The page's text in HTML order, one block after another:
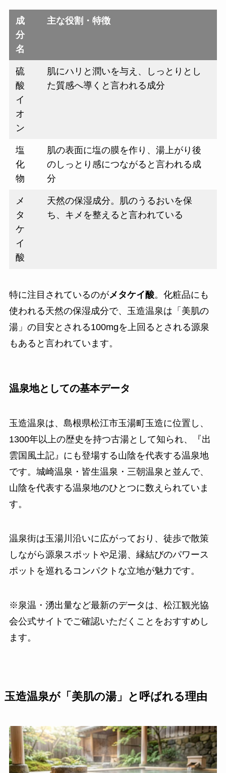
成
分
名
主な役割・特徴
硫
酸
イ
オ
ン
肌にハリと潤いを与え、しっとりとし
た質感へ導くと言われる成分
塩
化
物
肌の表面に塩の膜を作り、湯上がり後
のしっとり感につながると言われる成
分
メ
タ
ケ
イ
酸
天然の保湿成分。肌のうるおいを保
ち、キメを整えると言われている
特に注目されているのがメタケイ酸。化粧品にも
使われる天然の保湿成分で、玉造温泉は「美肌の
湯」の目安とされる100mgを上回るとされる源泉
もあると言われています。
温泉地としての基本データ
玉造温泉は、島根県松江市玉湯町玉造に位置し、
1300年以上の歴史を持つ古湯として知られ、『出
雲国風土記』にも登場する山陰を代表する温泉地
です。城崎温泉・皆生温泉・三朝温泉と並んで、
山陰を代表する温泉地のひとつに数えられていま
す。
温泉街は玉湯川沿いに広がっており、徒歩で散策
しながら源泉スポットや足湯、縁結びのパワース
ポットを巡れるコンパクトな立地が魅力です。
※泉温・湧出量など最新のデータは、松江観光協
会公式サイトでご確認いただくことをおすすめし
ます。
玉造温泉が「美肌の湯」と呼ばれる理由